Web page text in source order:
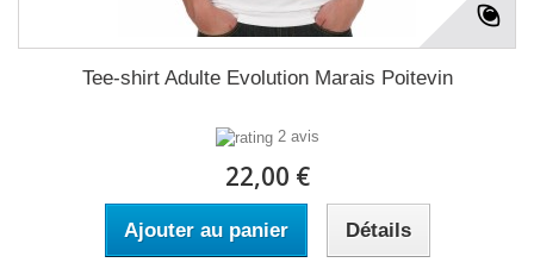
Tee-shirt Adulte Evolution Marais Poitevin
2 avis
22,00 €
Ajouter au panier Détails